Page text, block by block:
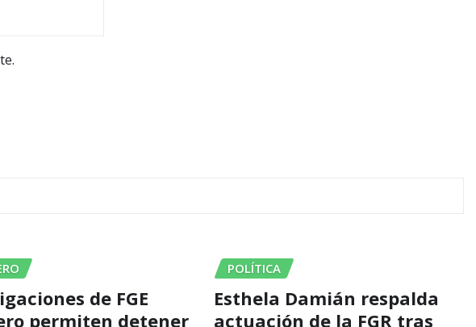
de FGE
permiten detener
POLÍTICA
Esthela Damián respalda
actuación de la FGR tras